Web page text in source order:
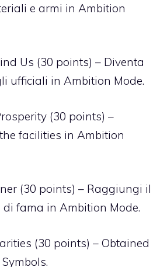
e armi in Ambition
Us (30 points) – Diventa
ufficiali in Ambition Mode.
(30 points) –
facilities in Ambition
(30 points) – Raggiungi il
fama in Ambition Mode.
(30 points) – Obtained